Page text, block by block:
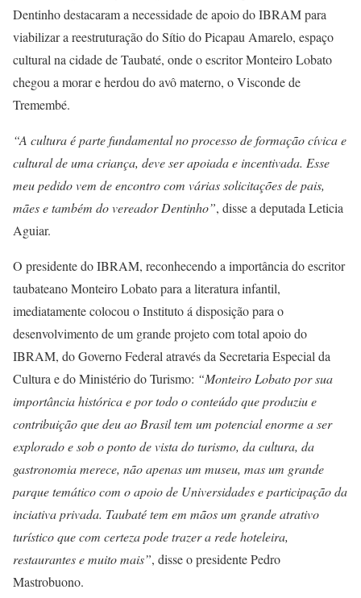
Dentinho destacaram a necessidade de apoio do IBRAM para
viabilizar a reestruturação do Sítio do Picapau Amarelo, espaço
cultural na cidade de Taubaté, onde o escritor Monteiro Lobato
chegou a morar e herdou do avô materno, o Visconde de
Tremembé.
“A cultura é parte fundamental no processo de formação cívica e
cultural de uma criança, deve ser apoiada e incentivada. Esse
meu pedido vem de encontro com várias solicitações de pais,
mães e também do vereador Dentinho”, disse a deputada Leticia
Aguiar.
O presidente do IBRAM, reconhecendo a importância do escritor
taubateano Monteiro Lobato para a literatura infantil,
imediatamente colocou o Instituto á disposição para o
desenvolvimento de um grande projeto com total apoio do
IBRAM, do Governo Federal através da Secretaria Especial da
Cultura e do Ministério do Turismo: “Monteiro Lobato por sua
importância histórica e por todo o conteúdo que produziu e
contribuição que deu ao Brasil tem um potencial enorme a ser
explorado e sob o ponto de vista do turismo, da cultura, da
gastronomia merece, não apenas um museu, mas um grande
parque temático com o apoio de Universidades e participação da
inciativa privada. Taubaté tem em mãos um grande atrativo
turístico que com certeza pode trazer a rede hoteleira,
restaurantes e muito mais”, disse o presidente Pedro
Mastrobuono.